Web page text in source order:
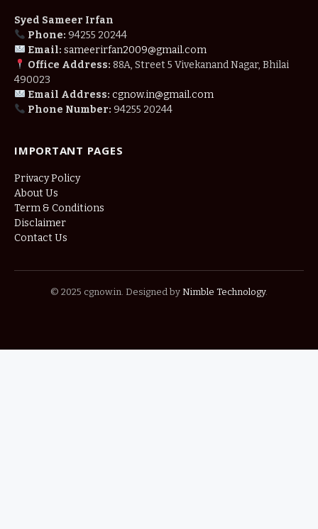
Syed Sameer Irfan
Phone: 94255 20244
Email: sameerirfan2009@gmail.com
Office Address: 88A, Street 5 Vivekanand Nagar, Bhilai
490023
Email Address: cgnow.in@gmail.com
Phone Number: 94255 20244
IMPORTANT PAGES
Privacy Policy
About Us
Term & Conditions
Disclaimer
Contact Us
© 2025 cgnow.in. Designed by Nimble Technology.